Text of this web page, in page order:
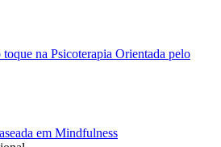
na Psicoterapia Orientada pelo
em Mindfulness